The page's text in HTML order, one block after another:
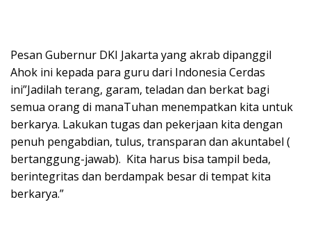
Pesan Gubernur DKI Jakarta yang akrab dipanggil
Ahok ini kepada para guru dari Indonesia Cerdas
ini”Jadilah terang, garam, teladan dan berkat bagi
semua orang di manaTuhan menempatkan kita untuk
berkarya. Lakukan tugas dan pekerjaan kita dengan
penuh pengabdian, tulus, transparan dan akuntabel (
bertanggung-jawab). Kita harus bisa tampil beda,
berintegritas dan berdampak besar di tempat kita
berkarya.”